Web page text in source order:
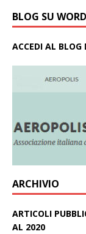
BLOG SU
ACCEDI AL BLOG
ARCHIVIO
ARTICOLI
AL 2020